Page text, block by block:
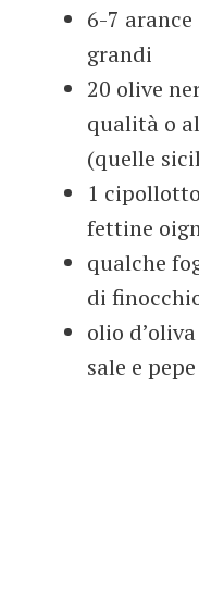
6-7
grandi
20 olive
qualità o
(quelle
1
fettine
qualche
di
olio
sale e pepe